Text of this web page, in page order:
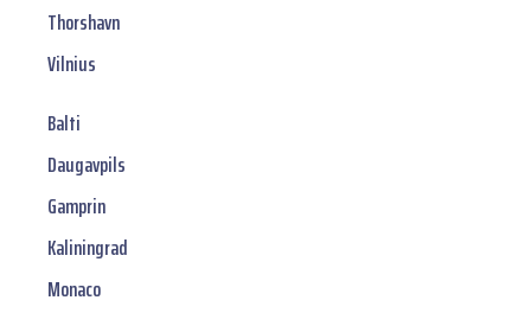
Thorshavn
Vilnius
Balti
Daugavpils
Gamprin
Kaliningrad
Monaco